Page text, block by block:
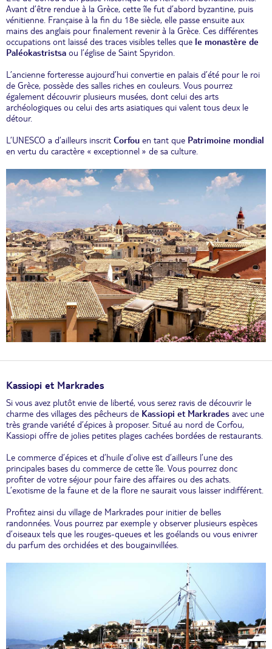
Avant d’être rendue à la Grèce, cette île fut d’abord byzantine, puis
vénitienne. Française à la fin du 18e siècle, elle passe ensuite aux
mains des anglais pour finalement revenir à la Grèce. Ces différentes
occupations ont laissé des traces visibles telles que le monastère de
Paléokastristsa ou l’église de Saint Spyridon.
L’ancienne forteresse aujourd’hui convertie en palais d’été pour le roi
de Grèce, possède des salles riches en couleurs. Vous pourrez
également découvrir plusieurs musées, dont celui des arts
archéologiques ou celui des arts asiatiques qui valent tous deux le
détour.
L’UNESCO a d’ailleurs inscrit Corfou en tant que Patrimoine mondial
en vertu du caractère « exceptionnel » de sa culture.
Kassiopi et Markrades
Si vous avez plutôt envie de liberté, vous serez ravis de découvrir le
charme des villages des pêcheurs de Kassiopi et Markrades avec une
très grande variété d’épices à proposer. Situé au nord de Corfou,
Kassiopi offre de jolies petites plages cachées bordées de restaurants.
Le commerce d’épices et d’huile d’olive est d’ailleurs l’une des
principales bases du commerce de cette île. Vous pourrez donc
profiter de votre séjour pour faire des affaires ou des achats.
L’exotisme de la faune et de la flore ne saurait vous laisser indifférent.
Profitez ainsi du village de Markrades pour initier de belles
randonnées. Vous pourrez par exemple y observer plusieurs espèces
d’oiseaux tels que les rouges-queues et les goélands ou vous enivrer
du parfum des orchidées et des bougainvillées.